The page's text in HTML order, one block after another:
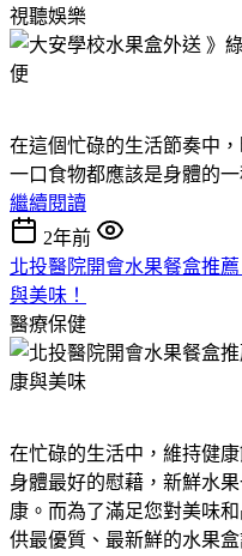
視聽娛樂
在這個忙碌的生活節奏中
一口食物都應該是身體的
繼續閱讀
2年前
北投醫院開會水果餐盒推
與美味！
醫療保健
在忙碌的生活中，維持健
身體最好的慰藉，新鮮水
康。而為了滿足您對美味
供最優質、最新鮮的水果盒